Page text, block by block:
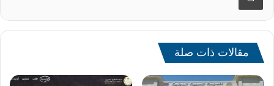
تبادل الخبرات والمعرفة، والارتقاء بالعملية التعليمية.
مقالات ذات صلة